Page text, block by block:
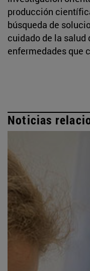
producción
búsqueda de
cuidado de la salud
enfermedades que
Noticias